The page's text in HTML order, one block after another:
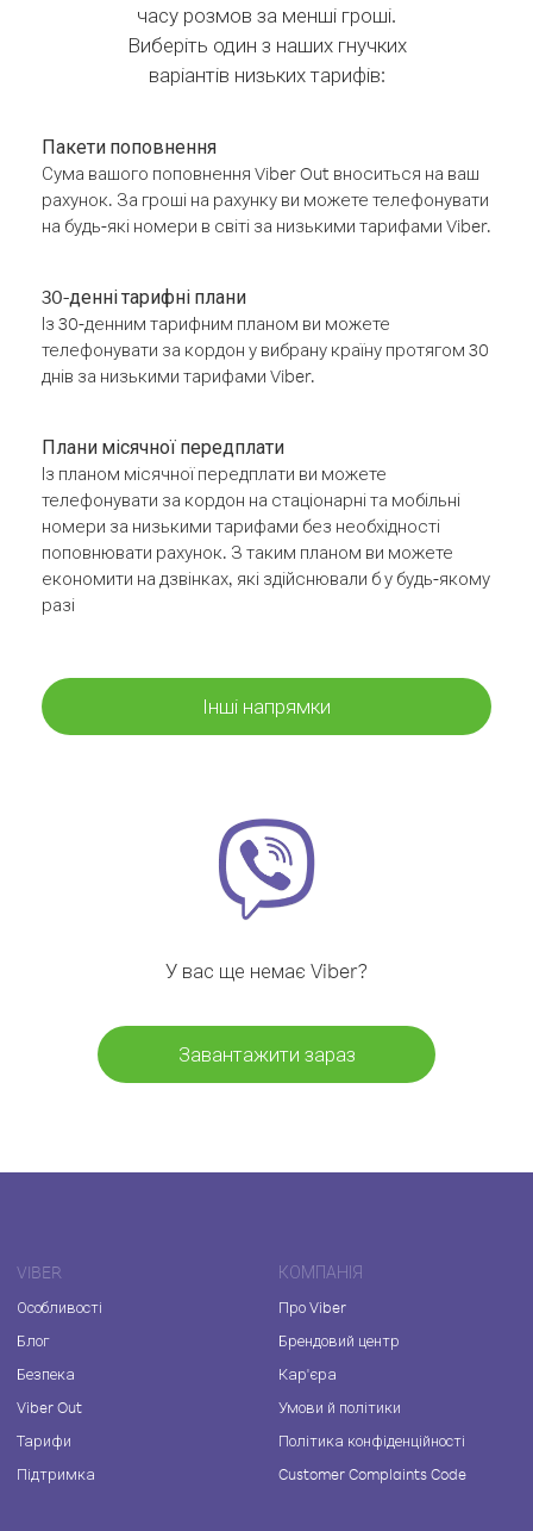
часу розмов за менші гроші.
Виберіть один з наших гнучких
варіантів низьких тарифів:
Пакети поповнення
Сума вашого поповнення Viber Out вноситься на ваш
рахунок. За гроші на рахунку ви можете телефонувати
на будь-які номери в світі за низькими тарифами Viber.
30-денні тарифні плани
Із 30-денним тарифним планом ви можете
телефонувати за кордон у вибрану країну протягом 30
днів за низькими тарифами Viber.
Плани місячної передплати
Із планом місячної передплати ви можете
телефонувати за кордон на стаціонарні та мобільні
номери за низькими тарифами без необхідності
поповнювати рахунок. З таким планом ви можете
економити на дзвінках, які здійснювали б у будь-якому
разі
Інші напрямки
У вас ще немає Viber?
Завантажити зараз
VIBER
Особливості
Блог
Безпека
Viber Out
Тарифи
Підтримка
КОМПАНІЯ
Про Viber
Брендовий центр
Кар'єра
Умови й політики
Політика конфіденційності
Customer Complaints Code